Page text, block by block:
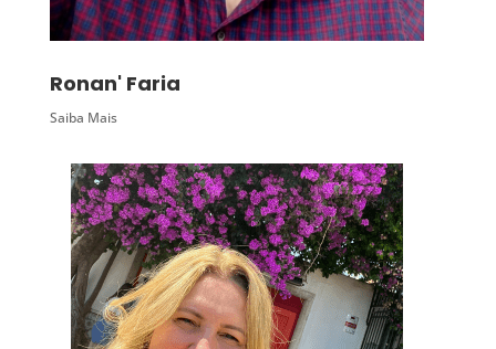
Ronan' Faria
Saiba Mais